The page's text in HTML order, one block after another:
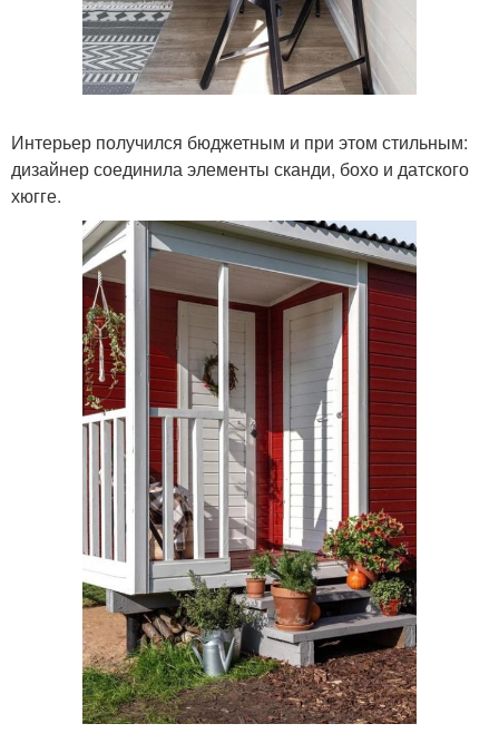
Интерьер получился бюджетным и при этом стильным:
дизайнер соединила элементы сканди, бохо и датского
хюгге.